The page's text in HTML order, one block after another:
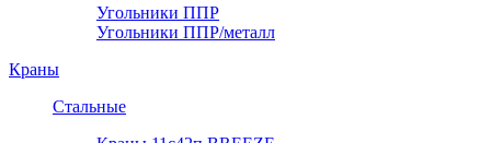
Угольники ППР
Угольники ППР/металл
Краны
Стальные